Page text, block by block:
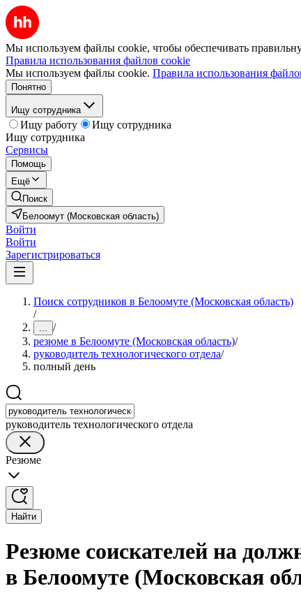
Мы используем файлы cookie, чтобы обеспечивать
Правила использования файлов cookie
Мы используем файлы cookie. Правила использования
Понятно
Ищу сотрудника
Ищу работу
Ищу сотрудника
Ищу сотрудника
Сервисы
Помощь
Ещё
Поиск
Белоомут (Московская область)
Войти
Войти
Зарегистрироваться
Поиск сотрудников в Белоомуте (Московская область)
/
... /
резюме в Белоомуте (Московская область)/
руководитель технологического отдела/
полный день
руководитель технологического отдела
Резюме
Найти
Резюме соискателей на
в Белоомуте (Московская